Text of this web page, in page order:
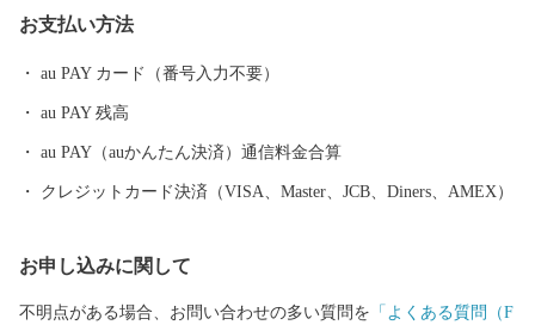
みさのし）が誕生し、昭和29年、南中通村、日根野村、長滝村、
し、世界と日本を結ぶ玄関都市として、21世紀にふさわしい国際
都市をめざしてまちづくりに取り組んでいます。
お支払い方法
au PAY カード（番号入力不要）
au PAY 残高
au PAY（auかんたん決済）通信料金合算
クレジットカード決済（VISA、Master、JCB、Diners、AMEX）
お申し込みに関して
不明点がある場合、お問い合わせの多い質問を 「よくある質問（F